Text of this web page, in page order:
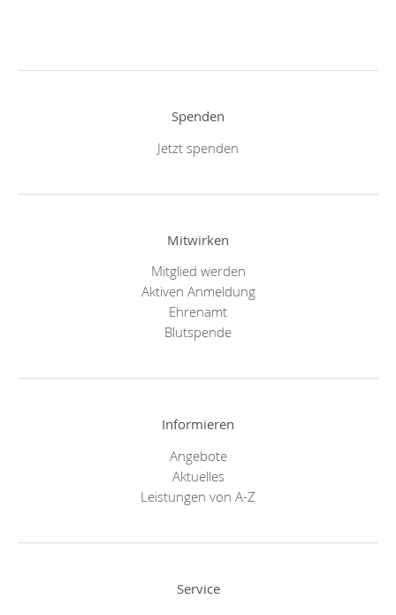
Spenden
Jetzt spenden
Mitwirken
Mitglied werden
Aktiven Anmeldung
Ehrenamt
Blutspende
Informieren
Angebote
Aktuelles
Leistungen von A-Z
Service